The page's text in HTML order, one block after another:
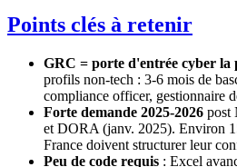
Points clés à retenir
GRC = porte d'entrée cyber la
profils non-tech : 3-6 mois de
compliance officer, gestionnaire
Forte demande 2025-2026 post
et DORA (janv. 2025). Environ
France doivent structurer leur
Peu de code requis : Excel